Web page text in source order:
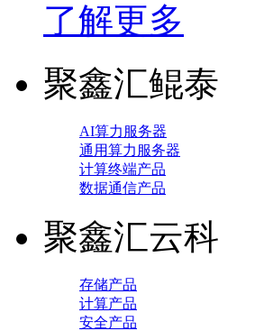
了解更多
聚鑫汇鲲泰
AI算力服务器
通用算力服务器
计算终端产品
数据通信产品
聚鑫汇云科
存储产品
计算产品
安全产品